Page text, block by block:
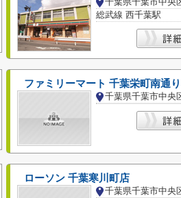
総武線 西千葉駅
ファミリーマート 千葉栄町南通
千葉県千葉市中央
ローソン 千葉寒川町店